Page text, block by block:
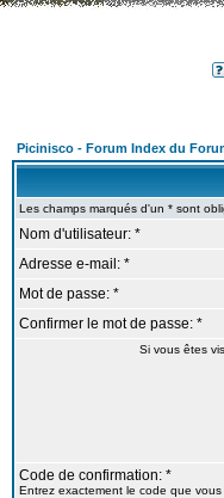
Picinisco - Forum Index du
Les champs marqués d'un * sont
Nom d'utilisateur: *
Adresse e-mail: *
Mot de passe: *
Confirmer le mot de passe: *
Si vous êtes
Code de confirmation: *
Entrez exactement le code que vous